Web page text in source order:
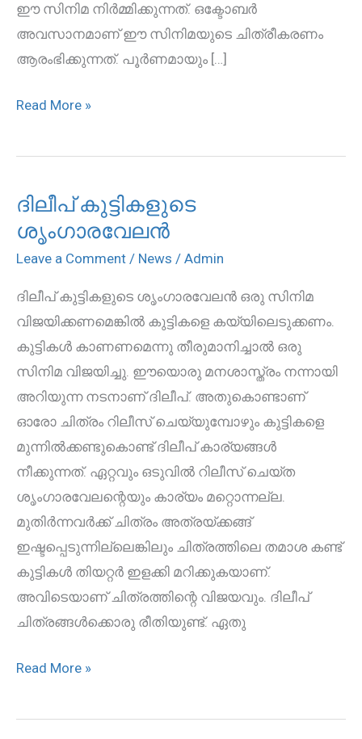
ഈ സിനിമ നിര്‍മ്മിക്കുന്നത്. ഒക്ടോബര്‍
അവസാനമാണ് ഈ സിനിമയുടെ ചിത്രീകരണം
ആരംഭിക്കുന്നത്. പൂര്‍ണമായും […]
Read More »
ദിലീപ് കുട്ടികളുടെ
ശൃംഗാരവേലന്‍
Leave a Comment / News / Admin
ദിലീപ് കുട്ടികളുടെ ശൃംഗാരവേലന്‍ ഒരു സിനിമ
വിജയിക്കണമെങ്കില്‍ കുട്ടികളെ കയ്യിലെടുക്കണം.
കുട്ടികള്‍ കാണണമെന്നു തീരുമാനിച്ചാല്‍ ഒരു
സിനിമ വിജയിച്ചു. ഈയൊരു മനശാസ്ത്രം നന്നായി
അറിയുന്ന നടനാണ് ദിലീപ്. അതുകൊണ്ടാണ്
ഓരോ ചിത്രം റിലീസ് ചെയ്യുമ്പോഴും കുട്ടികളെ
മുന്നില്‍ക്കണ്ടുകൊണ്ട് ദിലീപ് കാര്യങ്ങള്‍
നീക്കുന്നത്. ഏറ്റവും ഒടുവില്‍ റിലീസ് ചെയ്ത
ശൃംഗാരവേലന്റെയും കാര്യം മറ്റൊന്നല്ല.
മുതിര്‍ന്നവര്‍ക്ക് ചിത്രം അത്രയ്ക്കങ്ങ്
ഇഷ്ടപ്പെടുന്നില്ലെങ്കിലും ചിത്രത്തിലെ തമാശ കണ്ട്
കുട്ടികള്‍ തിയറ്റര്‍ ഇളക്കി മറിക്കുകയാണ്.
അവിടെയാണ് ചിത്രത്തിന്റെ വിജയവും. ദിലീപ്
ചിത്രങ്ങള്‍ക്കൊരു രീതിയുണ്ട്. ഏതു
ദിലീപ്
കുട്ടികളുടെ
ശൃംഗാരവേലന്‍
Read More »